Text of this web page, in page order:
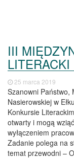
III
25 marca 2019
Szanowni Państwo,
Nasierowskiej w
Konkursie
otwarty i mogą
wyłączeniem
Zadanie polega na
temat przewodni –